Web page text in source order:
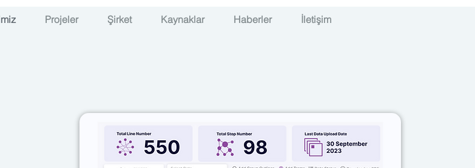
Projeler Şirket Kaynaklar Haberler İletişim